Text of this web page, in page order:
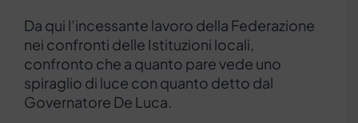
Da qui l’incessante lavoro della Federazione
nei confronti delle Istituzioni locali,
confronto che a quanto pare vede uno
spiraglio di luce con quanto detto dal
Governatore De Luca.